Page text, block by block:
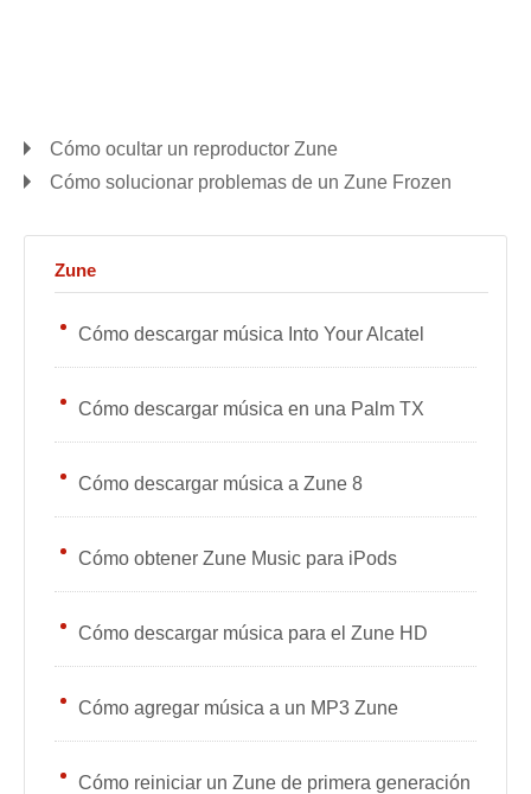
Cómo ocultar un reproductor Zune
Cómo solucionar problemas de un Zune Frozen
Zune
Cómo descargar música Into Your Alcatel
Cómo descargar música en una Palm TX
Cómo descargar música a Zune 8
Cómo obtener Zune Music para iPods
Cómo descargar música para el Zune HD
Cómo agregar música a un MP3 Zune
Cómo reiniciar un Zune de primera generación